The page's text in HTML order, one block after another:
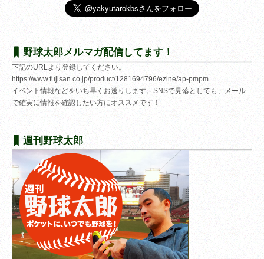
野球太郎メルマガ配信してます！
下記のURLより登録してください。
https://www.fujisan.co.jp/product/1281694796/ezine/ap-pmpm
イベント情報などをいち早くお送りします。SNSで見落としても、メール
で確実に情報を確認したい方にオススメです！
週刊野球太郎